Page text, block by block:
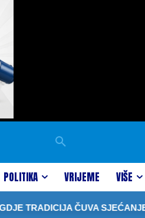
POLITIKA VRIJEME VIŠE
ČUVA SJEĆANJE